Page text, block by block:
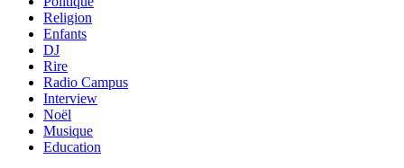
Religion
Enfants
DJ
Rire
Radio Campus
Interview
Noël
Musique
Education